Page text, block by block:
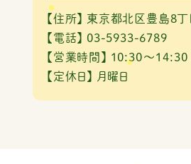
【住所】
東京都北区豊島8
【電話】
03-5933-6789
【営業時間】
10:30～
【定休日】
月曜日